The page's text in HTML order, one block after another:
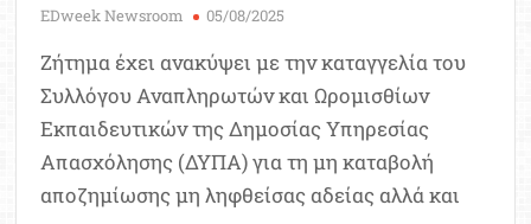
EDweek Newsroom 05/08/2025
Ζήτημα έχει ανακύψει με την καταγγελία του
Συλλόγου Αναπληρωτών και Ωρομισθίων
Εκπαιδευτικών της Δημοσίας Υπηρεσίας
Απασχόλησης (ΔΥΠΑ) για τη μη καταβολή
αποζημίωσης μη ληφθείσας αδείας αλλά και